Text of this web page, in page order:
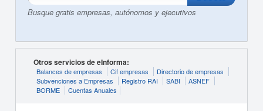
Busque gratis empresas, autónomos y ejecutivos
Otros servicios de eInforma:
Balances de empresas Cif empresas
Directorio de empresas
Subvenciones a Empresas
Registro RAI SABI
ASNEF
BORME
Cuentas Anuales